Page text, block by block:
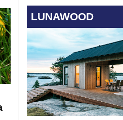
LUNAWOOD